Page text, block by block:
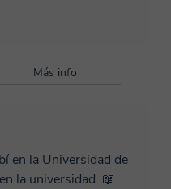
Más info
la universidad. 📖